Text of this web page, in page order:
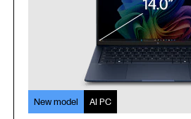
New model AI PC
HP EliteBook 6 G1i 14
Windows 11 Pro
インテル® Core™ Ultra プロセッサー